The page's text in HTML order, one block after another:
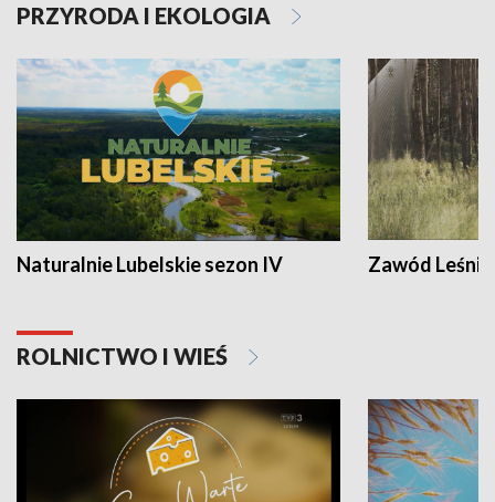
PRZYRODA I EKOLOGIA
Naturalnie Lubelskie sezon IV Zawód Leśnik
ROLNICTWO I WIEŚ